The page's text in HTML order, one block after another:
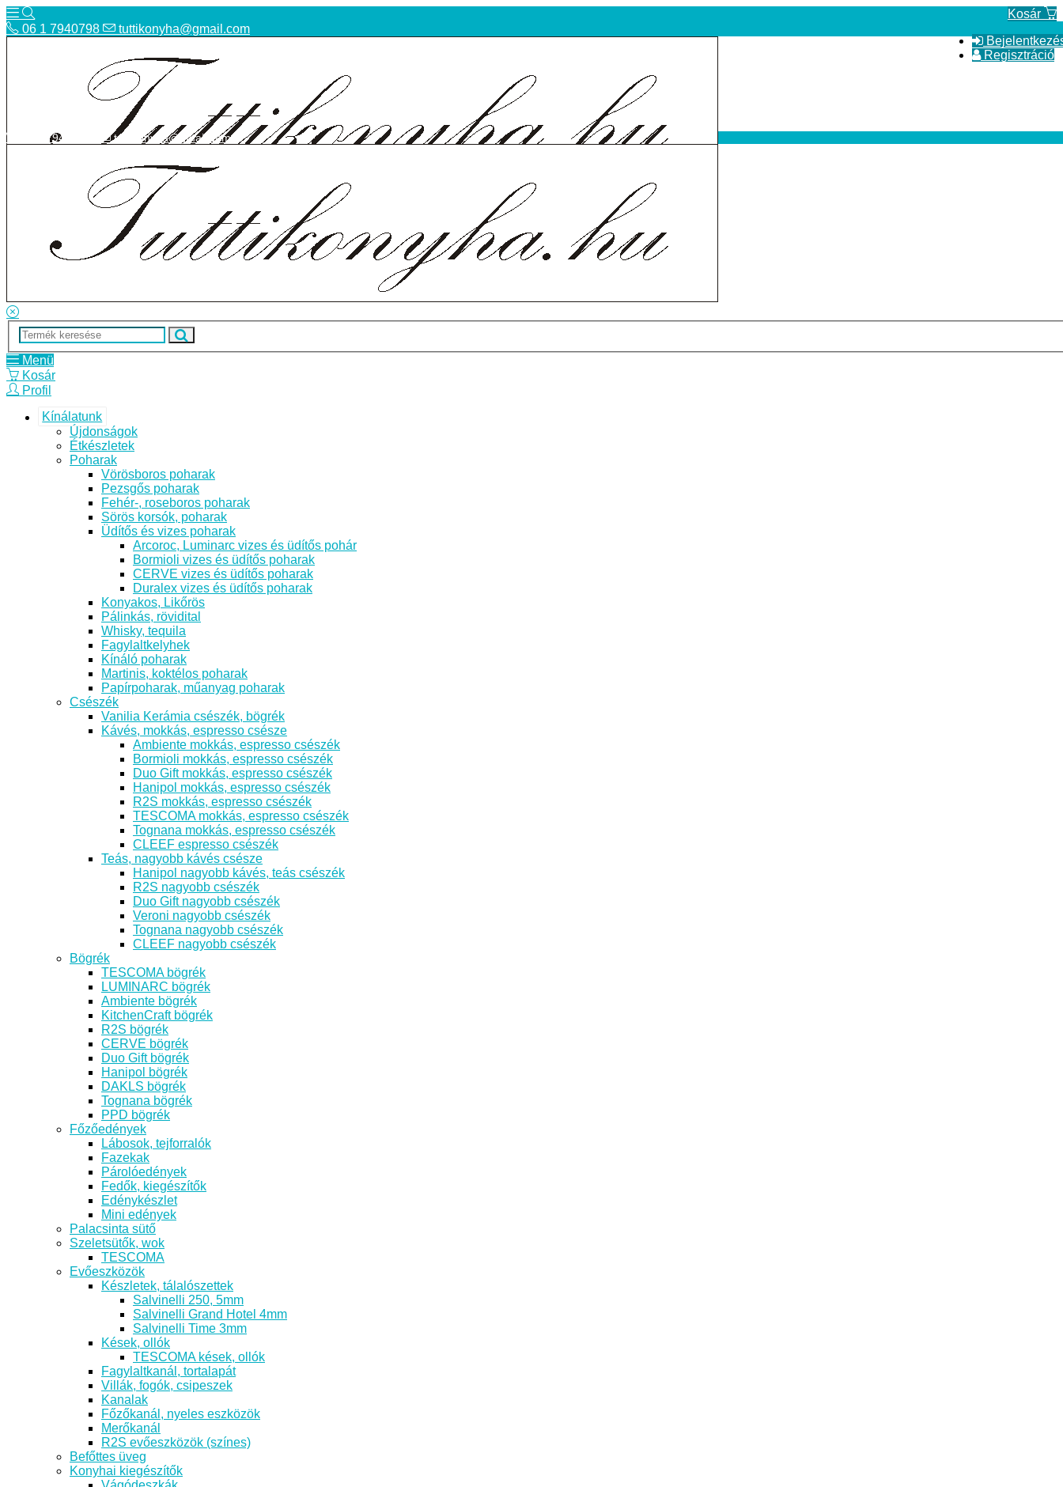
Kosár
Regisztráció
06 1 7940798 tuttikonyha@gmail.com
Bolt
ÁSZF
06 1 7940798 tuttikonyha@gmail.com
Menü
Kosár
Profil
Kínálatunk
Újdonságok
Étkészletek
Poharak
Vörösboros poharak
Pezsgős poharak
Fehér-, roseboros poharak
Sörös korsók, poharak
Üdítős és vizes poharak
Arcoroc, Luminarc vizes és üdítős pohár
Bormioli vizes és üdítős poharak
CERVE vizes és üdítős poharak
Duralex vizes és üdítős poharak
Konyakos, Likőrös
Pálinkás, rövidital
Whisky, tequila
Fagylaltkelyhek
Kínáló poharak
Martinis, koktélos poharak
Papírpoharak, műanyag poharak
Csészék
Vanilia Kerámia csészék, bögrék
Kávés, mokkás, espresso csésze
Ambiente mokkás, espresso csészék
Bormioli mokkás, espresso csészék
Duo Gift mokkás, espresso csészék
Hanipol mokkás, espresso csészék
R2S mokkás, espresso csészék
TESCOMA mokkás, espresso csészék
Tognana mokkás, espresso csészék
CLEEF espresso csészék
Teás, nagyobb kávés csésze
Hanipol nagyobb kávés, teás csészék
R2S nagyobb csészék
Duo Gift nagyobb csészék
Veroni nagyobb csészék
Tognana nagyobb csészék
CLEEF nagyobb csészék
Bögrék
TESCOMA bögrék
LUMINARC bögrék
Ambiente bögrék
KitchenCraft bögrék
R2S bögrék
CERVE bögrék
Duo Gift bögrék
Hanipol bögrék
DAKLS bögrék
Tognana bögrék
PPD bögrék
Főzőedények
Lábosok, tejforralók
Fazekak
Párolóedények
Fedők, kiegészítők
Edénykészlet
Mini edények
Palacsinta sütő
Szeletsütők, wok
TESCOMA
Evőeszközök
Készletek, tálalószettek
Salvinelli 250, 5mm
Salvinelli Grand Hotel 4mm
Salvinelli Time 3mm
Kések, ollók
TESCOMA kések, ollók
Fagylaltkanál, tortalapát
Villák, fogók, csipeszek
Kanalak
Főzőkanál, nyeles eszközök
Merőkanál
R2S evőeszközök (színes)
Befőttes üveg
Konyhai kiegészítők